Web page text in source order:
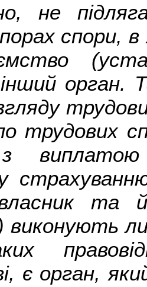
не
спори, в
орган.
трудових
з
та
виконують
є орган,